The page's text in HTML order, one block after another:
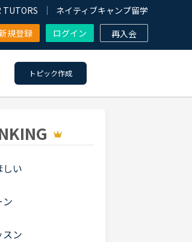
TUTORS
ネイティブキャンプ留学
規登録
ログイン 再入会
トピック作成
い
ン
ン